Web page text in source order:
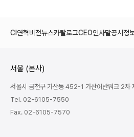
CI연혁비전뉴스카탈로그CEO인사말공시정
서울 (본사)
서울시 금천구 가산동 452-1 가산어반워크 2차
Tel. 02-6105-7550
Fax. 02-6105-7570